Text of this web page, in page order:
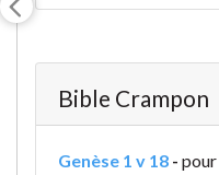
Bible Crampon
Genèse 1 v 18 - pour